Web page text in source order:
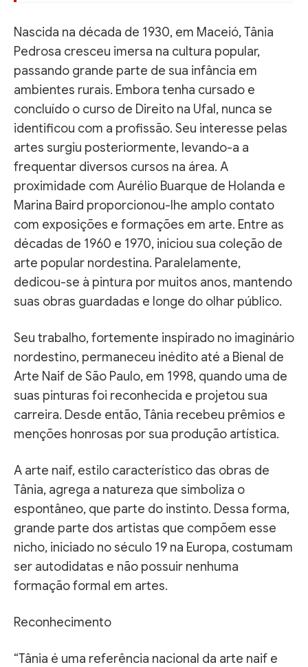
Nascida na década de 1930, em Maceió, Tânia
Pedrosa cresceu imersa na cultura popular,
passando grande parte de sua infância em
ambientes rurais. Embora tenha cursado e
concluído o curso de Direito na Ufal, nunca se
identificou com a profissão. Seu interesse pelas
artes surgiu posteriormente, levando-a a
frequentar diversos cursos na área. A
proximidade com Aurélio Buarque de Holanda e
Marina Baird proporcionou-lhe amplo contato
com exposições e formações em arte. Entre as
décadas de 1960 e 1970, iniciou sua coleção de
arte popular nordestina. Paralelamente,
dedicou-se à pintura por muitos anos, mantendo
suas obras guardadas e longe do olhar público.
Seu trabalho, fortemente inspirado no imaginário
nordestino, permaneceu inédito até a Bienal de
Arte Naif de São Paulo, em 1998, quando uma de
suas pinturas foi reconhecida e projetou sua
carreira. Desde então, Tânia recebeu prêmios e
menções honrosas por sua produção artística.
A arte naif, estilo característico das obras de
Tânia, agrega a natureza que simboliza o
espontâneo, que parte do instinto. Dessa forma,
grande parte dos artistas que compõem esse
nicho, iniciado no século 19 na Europa, costumam
ser autodidatas e não possuir nenhuma
formação formal em artes.
Reconhecimento
“Tânia é uma referência nacional da arte naif e